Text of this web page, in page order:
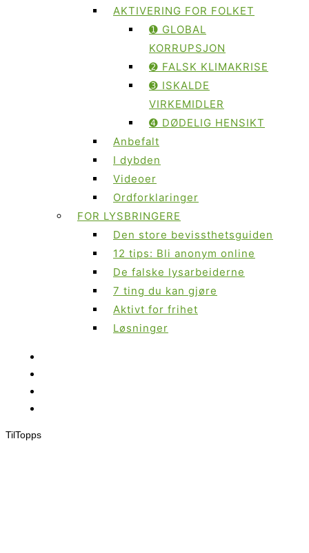
AKTIVERING FOR FOLKET
➊ GLOBAL
KORRUPSJON
➋ FALSK KLIMAKRISE
➌ ISKALDE
VIRKEMIDLER
➍ DØDELIG HENSIKT
Anbefalt
I dybden
Videoer
Ordforklaringer
FOR LYSBRINGERE
Den store bevissthetsguiden
12 tips: Bli anonym online
De falske lysarbeiderne
7 ting du kan gjøre
Aktivt for frihet
Løsninger
TilTopps